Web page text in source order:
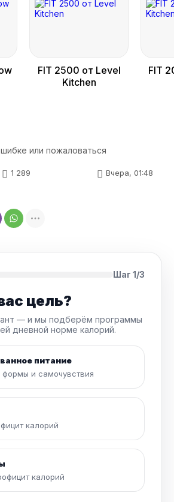
FIT 2500 от Level
Kitchen
FIT
или пожаловаться
1 289 Вчера, 01:48
Шаг 1/3
цель?
— и мы подберём программы
дневной норме калорий.
питание
и самочувствия
калорий
калорий